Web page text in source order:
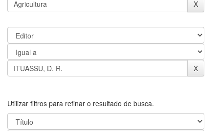
Utilizar filtros para refinar o resultado de busca.